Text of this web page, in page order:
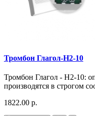
Тромбон Глагол-Н2-10
Тромбон Глагол - Н2-10:
производятся в строгом
1822.00 р.